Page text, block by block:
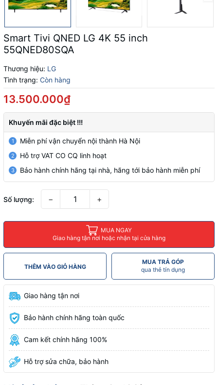
Smart Tivi QNED LG 4K 55 inch
55QNED80SQA
Thương hiệu: LG
Tình trạng: Còn hàng
13.500.000₫
Khuyến mãi đặc biệt !!!
1 Miễn phí vận chuyển nội thành Hà Nội
2 Hỗ trợ VAT CO CQ linh hoạt
3 Bảo hành chính hãng tại nhà, hãng tới bảo hành miễn phí
Số lượng: − +
MUA NGAY
Giao hàng tận nơi hoặc nhận tại cửa hàng
THÊM VÀO GIỎ HÀNG
MUA TRẢ GÓP
qua thẻ tín dụng
Giao hàng tận nơi
Bảo hành chính hãng toàn quốc
Cam kết chính hãng 100%
Hỗ trợ sửa chữa, bảo hành